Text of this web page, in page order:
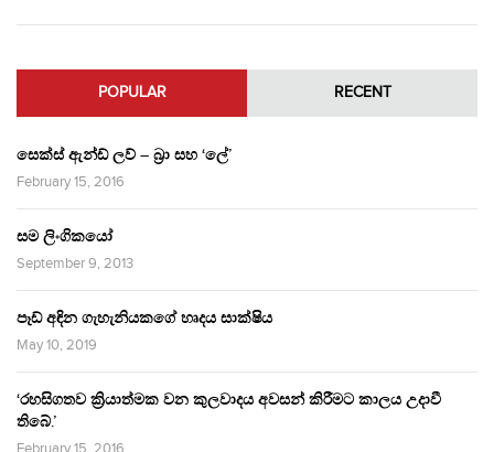
POPULAR RECENT
සෙක්ස් ඇන්ඩ් ලව් – බ්‍රා සහ ‘ලේ’
February 15, 2016
සම ලිංගිකයෝ
September 9, 2013
පෑඩ් අඳින ගැහැනියකගේ හෘදය සාක්ෂිය
May 10, 2019
‘රහසිගතව ක්‍රියාත්මක වන කුලවාදය අවසන් කිරීමට කාලය උදාවී
තිබේ.’
February 15, 2016